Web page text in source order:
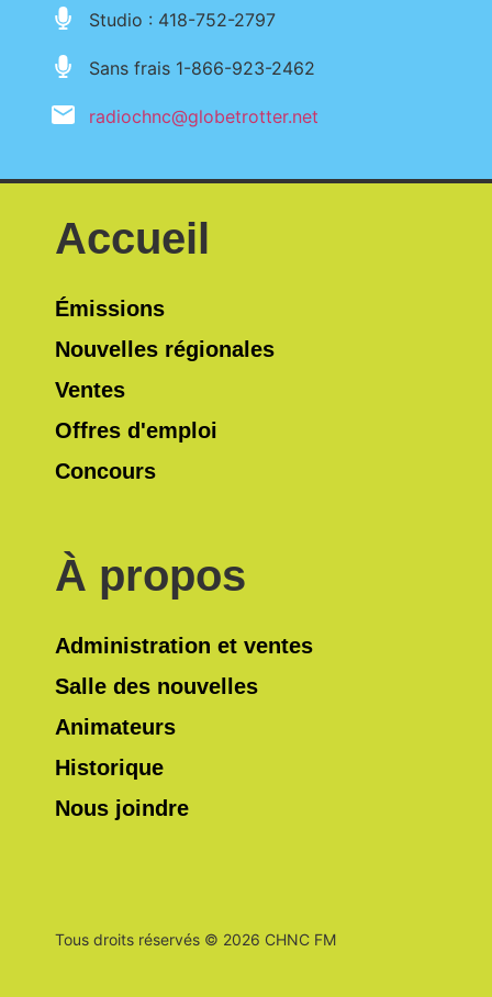
Studio : 418-752-2797
Sans frais 1-866-923-2462
radiochnc@globetrotter.net
Accueil
Émissions
Nouvelles régionales
Ventes
Offres d'emploi
Concours
À propos
Administration et ventes
Salle des nouvelles
Animateurs
Historique
Nous joindre
Tous droits réservés © 2026 CHNC FM